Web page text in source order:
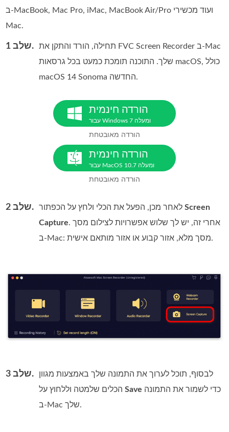
ב-MacBook, Mac Pro, iMac, MacBook Air/Pro ועוד מכשירי
Mac.
שלב 1.
תחילה, הורד והתקן את FVC Screen Recorder ב‑Mac
שלך. התוכנה תומכת כמעט בכל גרסאות macOS, כולל
macOS 14 Sonoma החדשה.
הורדה חינמית
עבור Windows 7 ומעלה
הורדה מאובטחת
הורדה חינמית
עבור MacOS 10.7 ומעלה
הורדה מאובטחת
שלב 2. לאחר מכן, הפעל את הכלי ולחץ על הכפתורScreen
Capture. אחרי זה, יש לך שלוש אפשרויות לצילום מסך
ב‑Mac: מסך מלא, אזור קבוע או אזור מותאם אישית.
שלב 3.
לבסוף, תוכל לערוך את התמונה שלך באמצעות מגוון
הכלים שלמטה וללחוץ עלSave
ב‑Mac שלך.